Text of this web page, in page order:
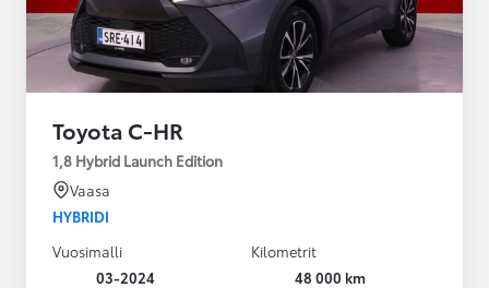
Toyota C-HR
1,8 Hybrid Launch Edition
Vaasa
HYBRIDI
Vuosimalli
03-2024
Kilometrit
48 000 km